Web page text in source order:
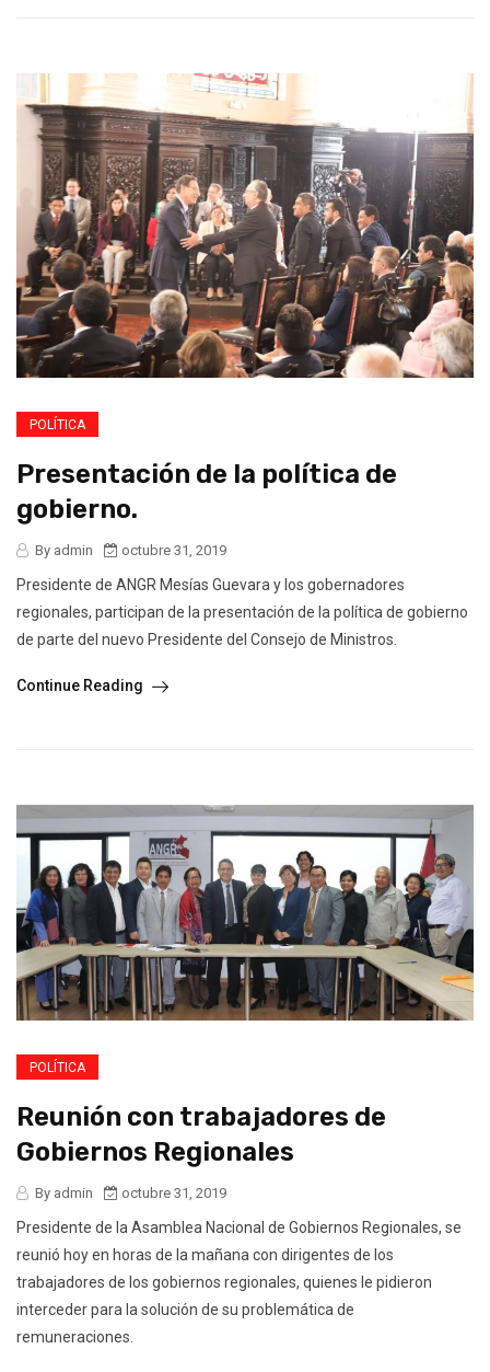
POLÍTICA
Presentación de la política de
gobierno.
By admin octubre 31, 2019
Presidente de ANGR Mesías Guevara y los gobernadores
regionales, participan de la presentación de la política de gobierno
de parte del nuevo Presidente del Consejo de Ministros.
Continue Reading
POLÍTICA
Reunión con trabajadores de
Gobiernos Regionales
By admin octubre 31, 2019
Presidente de la Asamblea Nacional de Gobiernos Regionales, se
reunió hoy en horas de la mañana con dirigentes de los
trabajadores de los gobiernos regionales, quienes le pidieron
interceder para la solución de su problemática de
remuneraciones.